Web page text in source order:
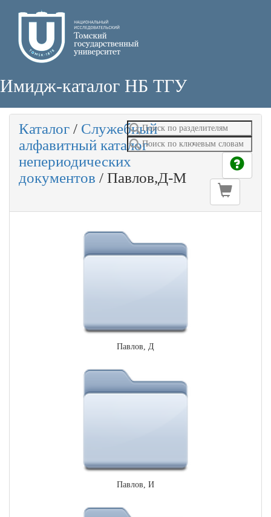
Имидж-каталог НБ ТГУ
Каталог / Служебный
алфавитный каталог
непериодических
документов / Павлов,Д-М
Павлов, Д
Павлов, И